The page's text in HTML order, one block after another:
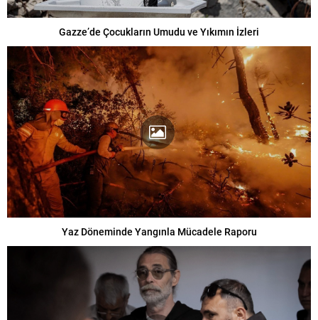
Gazze’de Çocukların Umudu ve Yıkımın İzleri
Yaz Döneminde Yangınla Mücadele Raporu